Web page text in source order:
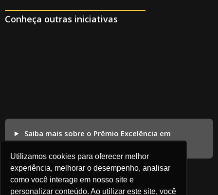
Utilizamos cookies para oferecer melhor
experiência, melhorar o desempenho, analisar
como você interage em nosso site e
personalizar conteúdo. Ao utilizar este site, você
Conheça outras iniciativas
Saiba mais sobre o Prêmio Excelência em
Competitividade